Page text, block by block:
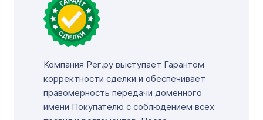
Компания Рег.ру выступает Гарантом
корректности сделки и обеспечивает
правомерность передачи доменного
имени Покупателю с соблюдением всех